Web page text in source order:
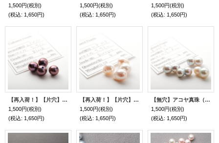
1,500円(税別)
(税込: 1,650円)
1,500円(税別)
(税込: 1,650円)
1,500円(税別)
(税込: 1,650円)
【再入荷！】【片穴】アコヤ真珠（ラウンド / ブラック / 7mm UP）１個
1,500円(税別)
(税込: 1,650円)
【再入荷！】【片穴】アコヤ真珠（バロック / ホワイト / 7mm UP）１個
1,500円(税別)
(税込: 1,650円)
【無穴】アコヤ真珠（ツイン / ホワイト (グレイ) / 7-8mm）１個
1,500円(税別)
(税込: 1,650円)